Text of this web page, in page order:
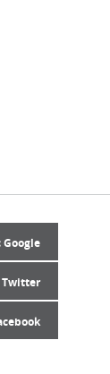
Google
Twitter